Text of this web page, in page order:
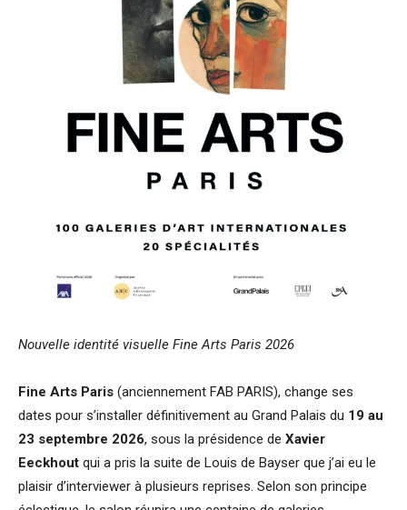
Nouvelle identité visuelle Fine Arts Paris 2026
Fine Arts Paris (anciennement FAB PARIS), change ses
dates pour s’installer définitivement au Grand Palais du 19 au
23 septembre 2026, sous la présidence de Xavier
Eeckhout qui a pris la suite de Louis de Bayser que j’ai eu le
plaisir d’interviewer à plusieurs reprises. Selon son principe